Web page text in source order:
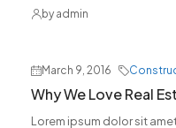
by admin
March 9, 2016
Why We Love Real
Lorem ipsum dolor sit